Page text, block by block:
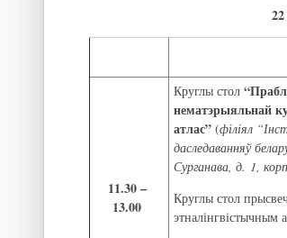
11.30 –
13.00
Круглы стол
нематэрыяльнай
атлас” (філіял
даследаванняў
Сурганава, д. 1,
Круглы стол
этналінгвістычным